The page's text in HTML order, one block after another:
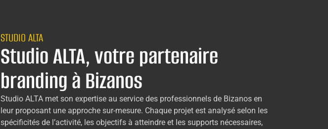
STUDIO ALTA
Studio ALTA, votre partenaire
branding à Bizanos
Studio ALTA met son expertise au service des professionnels de Bizanos en
leur proposant une approche sur-mesure. Chaque projet est analysé selon les
spécificités de l’activité, les objectifs à atteindre et les supports nécessaires,